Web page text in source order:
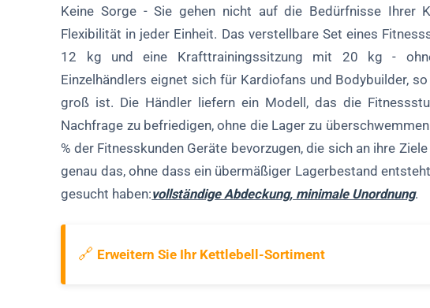
Keine Sorge - Sie gehen nicht auf die Bedürfnisse Ihrer
Flexibilität in jeder Einheit. Das verstellbare Set eines
12 kg und eine Krafttrainingssitzung mit 20 kg -
Einzelhändlers eignet sich für Kardiofans und Bodybuilder,
groß ist. Die Händler liefern ein Modell, das die
Nachfrage zu befriedigen, ohne die Lager zu
% der Fitnesskunden Geräte bevorzugen, die sich an ihre
genau das, ohne dass ein übermäßiger Lagerbestand
gesucht haben:vollständige Abdeckung, minimale Unordnung.
🔗 Erweitern Sie Ihr Kettlebell-Sortiment